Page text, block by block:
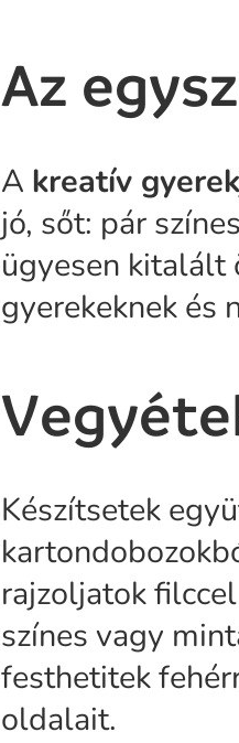
Az
A kreatív
jó, sőt: pár
ügyesen kitalált
gyerekeknek és
Készítsetek
rajzoljatok
színes vagy
festhetitek
oldalait.